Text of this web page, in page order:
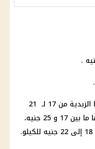
كيلو المانجا الهندي 23 جنيه والمانجا الزبدية من 17 لـ 21
جنيه، المانجا السكري تراوحت اسعارها ما بين 17 و 25 جنيه،